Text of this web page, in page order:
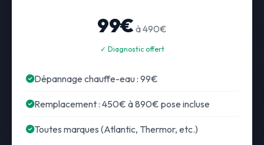
99€ à 490€
✓ Diagnostic offert
Dépannage chauffe-eau : 99€
Remplacement : 450€ à 890€ pose incluse
Toutes marques (Atlantic, Thermor, etc.)